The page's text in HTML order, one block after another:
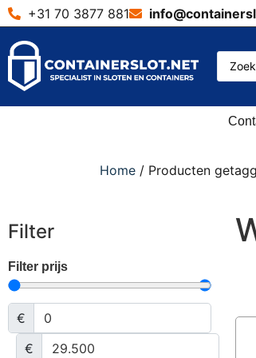
+31 70 3877 881
Home / Producten
Filter
Filter prijs
€
€